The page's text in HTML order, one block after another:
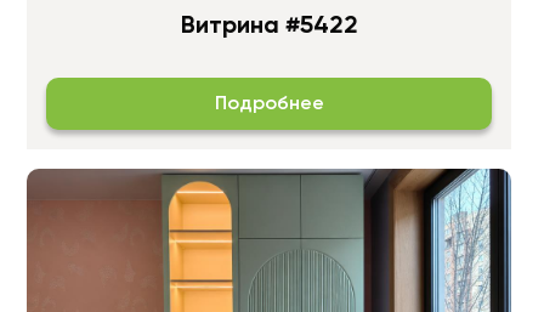
Витрина #5422
Подробнее